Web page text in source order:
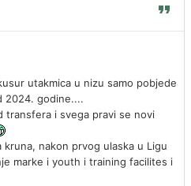
utakmica u nizu samo pobjede
2024. godine....
transfera i svega pravi se novi
nakon prvog ulaska u Ligu
marke i youth i training facilites i